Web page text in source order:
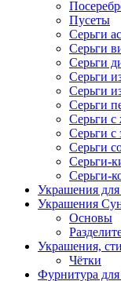
Пусеты
Серьги
Серьги
Серьги
Серьги
Серьги
Серьги
Серьги
Серьги с
Серьги
Серьги-
Серьги-
Украшения
Украшения
Основы
Украшения,
Чётки
Фурнитура